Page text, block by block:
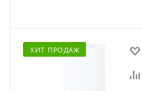
ХИТ ПРОДАЖ